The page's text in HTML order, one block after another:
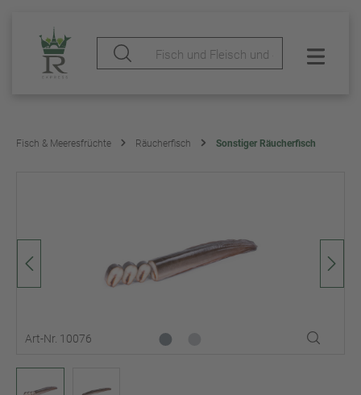
Fisch & Meeresfrüchte Räucherfisch Sonstiger Räucherfisch
Art-Nr. 10076